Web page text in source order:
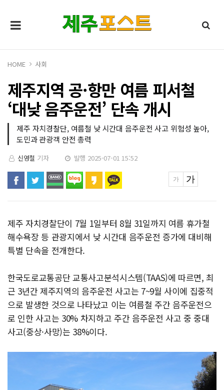
HOME 사회
제주지역 공·항만 여름 피서철
‘대낮 음주운전’ 단속 개시
제주 자치경찰단, 여름철 낮 시간대 음주운전 사고 위험성 높아,
도민과 관광객 안전 총력
신영철 기자 발행 2025-07-01 15:52
제주 자치경찰단이 7월 1일부터 8월 31일까지 여름 휴가철
해수욕장 등 관광지에서 낮 시간대 음주운전 증가에 대비해
특별 단속을 전개한다.
한국도로교통공단 교통사고분석시스템(TAAS)에 따르면, 최
근 3년간 제주지역의 음주운전 사고는 7~9월 사이에 집중적
으로 발생한 것으로 나타났고 이는 여름철 주간 음주운전으
로 인한 사고는 30% 차지하고 주간 음주운전 사고 중 중대
사고(중상·사망)는 38%이다.